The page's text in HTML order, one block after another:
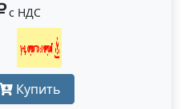
с НДС
оптовую цену
Купить